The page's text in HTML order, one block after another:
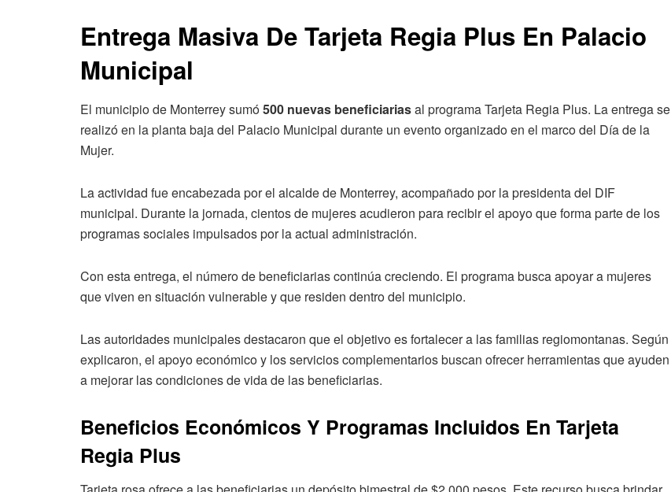
Entrega Masiva De Tarjeta Regia Plus En Palacio
Municipal
El municipio de Monterrey sumó500 nuevas beneficiariasal programa Tarjeta Regia Plus. La entrega se
realizó en la planta baja del Palacio Municipal durante un evento organizado en el marco del Día de la
Mujer.
La actividad fue encabezada por el alcalde de Monterrey, acompañado por la presidenta del DIF
municipal. Durante la jornada, cientos de mujeres acudieron para recibir el apoyo que forma parte de los
programas sociales impulsados por la actual administración.
Con esta entrega, el número de beneficiarias continúa creciendo. El programa busca apoyar a mujeres
que viven en situación vulnerable y que residen dentro del municipio.
Las autoridades municipales destacaron que el objetivo es fortalecer a las familias regiomontanas. Según
explicaron, el apoyo económico y los servicios complementarios buscan ofrecer herramientas que ayuden
a mejorar las condiciones de vida de las beneficiarias.
Beneficios Económicos Y Programas Incluidos En Tarjeta
Regia Plus